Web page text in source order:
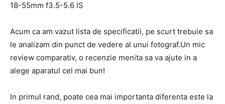
18-55mm f3.5-5.6 IS
Acum ca am vazut lista de specificatii, pe scurt trebuie sa
le analizam din punct de vedere al unui fotograf.Un mic
review comparativ, o recenzie menita sa va ajute in a
alege aparatul cel mai bun!
In primul rand, poate cea mai importanta diferenta este la